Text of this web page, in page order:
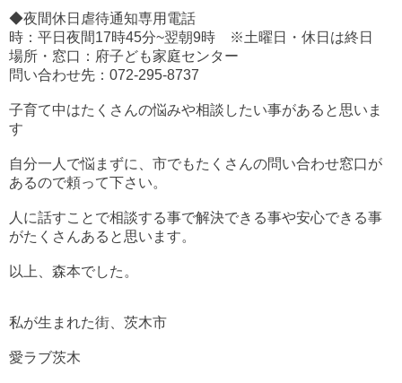
◆夜間休日虐待通知専用電話
時：平日夜間17時45分~翌朝9時 ※土曜日・休日は終日
場所・窓口：府子ども家庭センター
問い合わせ先：072-295-8737
子育て中はたくさんの悩みや相談したい事があると思いま
す
自分一人で悩まずに、市でもたくさんの問い合わせ窓口が
あるので頼って下さい。
人に話すことで相談する事で解決できる事や安心できる事
がたくさんあると思います。
以上、森本でした。
私が生まれた街、茨木市
愛ラブ茨木